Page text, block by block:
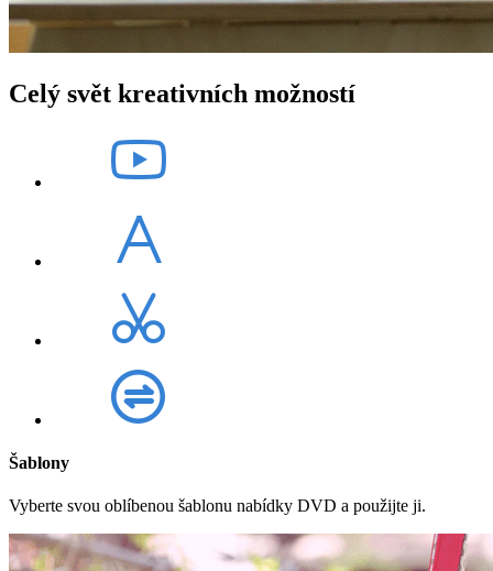
Celý svět kreativních možností
Šablony
Vyberte svou oblíbenou šablonu nabídky DVD a použijte ji.